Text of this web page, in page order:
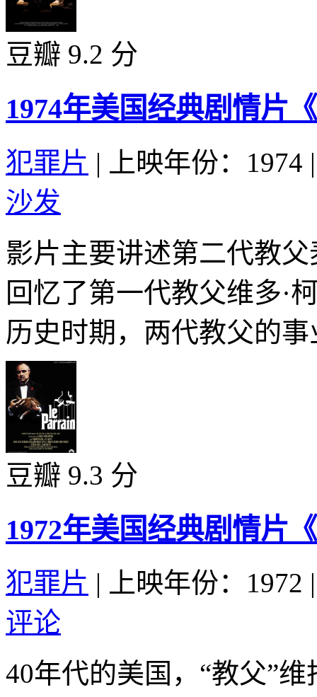
豆瓣 9.2 分
1974年美国经典剧情片
犯罪片 | 上映年份：1974 |
沙发
影片主要讲述第二代教
回忆了第一代教父维多·
历史时期，两代教父的
豆瓣 9.3 分
1972年美国经典剧情片
犯罪片 | 上映年份：1972 |
评论
40年代的美国，“教父”